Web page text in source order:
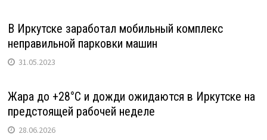
В Иркутске заработал мобильный комплекс
неправильной парковки машин
31.05.2023
Жара до +28°С и дожди ожидаются в Иркутске на
предстоящей рабочей неделе
28.06.2026